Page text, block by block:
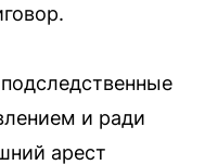
и ради
арест